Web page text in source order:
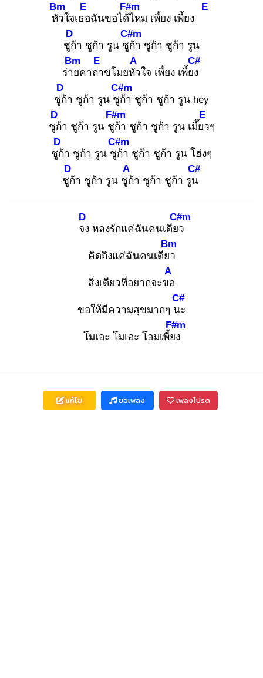
หัว
Bm
ใจเธอ
E
ฉันขอได้ไ
F#m
หม เพี้ยง เพี้ยง
E
ชูก้
D
า ชูก้า รูน ชูก้
C#m
า ชูก้า ชูก้า รูน
ร่าย
Bm
คาถา
E
ขโมยหัว
A
ใจ เพี้ยง เพี้ยง
C#
ชูก้
D
า ชูก้า รูน ชูก้
C#m
า ชูก้า ชูก้า รูน hey
ชูก้
D
า ชูก้า รูน ชูก้
F#m
า ชูก้า ชูก้า รูน เมี๊ยว
E
ๆ
ชูก้
D
า ชูก้า รูน ชูก้
C#m
า ชูก้า ชูก้า รูน โฮ่งๆ
ชูก้
D
า ชูก้า รูน ชูก้
A
า ชูก้า ชูก้า รูน
C#
จง
D
หลงรักแค่ฉันคนเดียว
C#m
คิดถึงแค่ฉันคนเดียว
Bm
สิ่งเดียวที่อยากจะขอ
A
ขอให้มีความสุขมากๆ นะ
C#
โมเอะ โมเอะ โอมเพี้ยง
F#m
แก้ไข ขอเพลง เพลงโปรด